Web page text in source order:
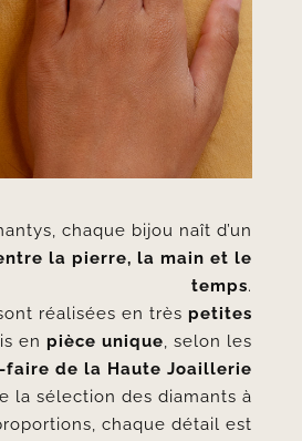
chaque bijou naît d’un
la pierre, la main et le
temps.
réalisées en très petites
en pièce unique, selon les
faire de la Haute Joaillerie
la sélection des diamants à
chaque détail est